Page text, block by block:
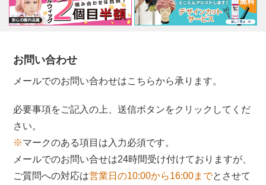
お問い合わせ
メールでのお問い合わせはこちらから承ります。
必要事項をご記入の上、送信ボタンをクリックしてくだ
さい。
※マークのある項目は入力必須です。
メールでのお問い合せは24時間受け付けておりますが、
ご質問への対応は営業日の10:00から16:00までとさせて